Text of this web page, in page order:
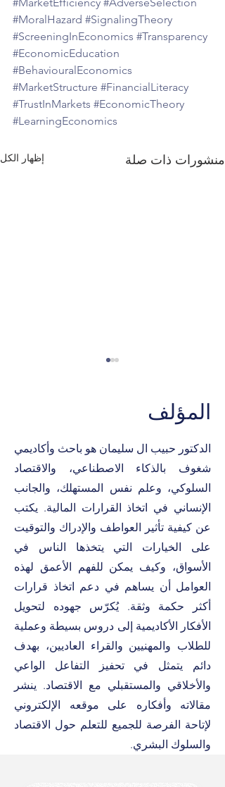
#MoralHazard #SignalingTheory
#ScreeningInEconomics #Transparency
#EconomicEducation
#BehaviouralEconomics
#MarketStructure #FinancialLiteracy
#TrustInMarkets #EconomicTheory
#LearningEconomics
منشورات ذات صلة إظهار الكل
ماذا يعني حقاً أن تكون خبيراً
في فوربس؟
المؤلف
الدكتور حبيب ال سليمان هو باحث وأكاديمي
شغوف بالذكاء الاصطناعي، والاقتصاد
السلوكي، وعلم نفس المستهلك، والجانب
الإنساني في اتخاذ القرارات المالية. يكتب
عن كيفية تأثير العواطف والإدراك والتوقيت
على الخيارات التي يتخذها الناس في
الأسواق، وكيف يمكن للفهم الأعمق لهذه
العوامل أن يساهم في دعم اتخاذ قرارات
أكثر حكمة وثقة. يُكرّس جهوده لتحويل
الأفكار الأكاديمية إلى دروس بسيطة وعملية
للطلاب والمهنيين والقراء العاديين، بهدف
دائم يتمثل في تحفيز التفاعل الواعي
والأخلاقي والمستقبلي مع الاقتصاد. ينشر
مقالاته وأفكاره على موقعه الإلكتروني
لإتاحة الفرصة للجميع للتعلم حول الاقتصاد
والسلوك البشري.